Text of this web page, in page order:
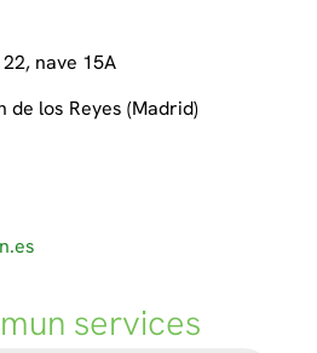
nave 15A
de los Reyes (Madrid)
services